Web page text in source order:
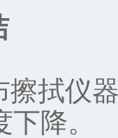
仪器
降‌。